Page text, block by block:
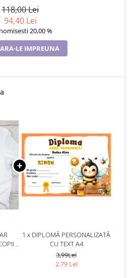
118,00 Lei
94,40 Lei
20,00 %
LE IMPREUNA
1 x DIPLOMĂ PERSONALIZATĂ
CU TEXT A4
3,99Lei
2,79 Lei